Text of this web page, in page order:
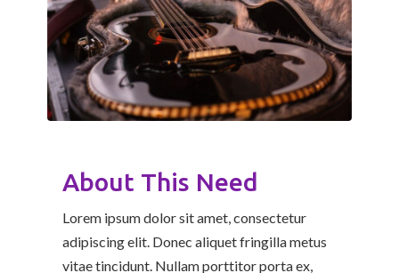
About This Need
Lorem ipsum dolor sit amet, consectetur
adipiscing elit. Donec aliquet fringilla metus
vitae tincidunt. Nullam porttitor porta ex,